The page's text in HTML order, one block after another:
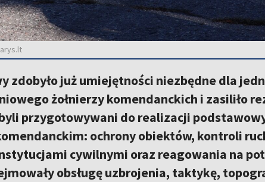
zdobyło już umiejętności niezbędne dla
żołnierzy komendanckich i zasiliło
przygotowywani do realizacji
ochrony obiektów, kontroli
cywilnymi oraz reagowania na
obsługę uzbrojenia, taktykę,